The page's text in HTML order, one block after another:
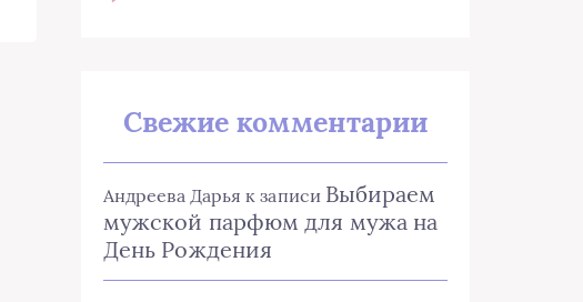
Свежие комментарии
Андреева Дарья к записи Выбираем
мужской парфюм для мужа на
День Рождения